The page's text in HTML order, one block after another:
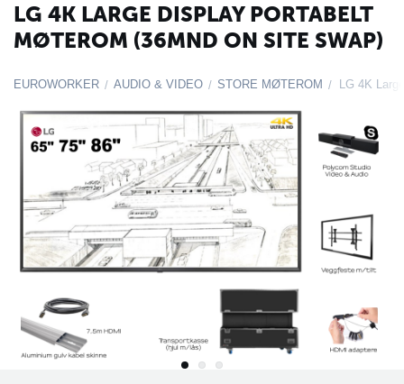
LG 4K LARGE DISPLAY PORTABELT
MØTEROM (36MND ON SITE SWAP)
EUROWORKER / AUDIO & VIDEO / STORE MØTEROM /